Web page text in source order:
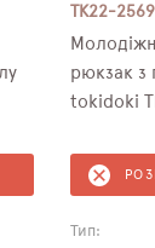
TK22-
рюкзак з портом
tokidoki
Тип: